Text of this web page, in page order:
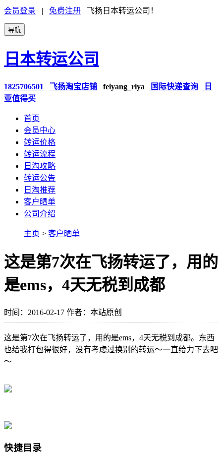
会员登录 | 免费注册 飞扬日本转运公司！
导航
日本转运公司
1825706501 飞扬淘宝店铺 feiyang_riya 国际快递查询
日
亚值得买
首页
会员中心
转运价格
转运流程
日淘攻略
转运公告
日淘推荐
客户晒单
公司介绍
主页 > 客户晒单
这是第7次在飞扬转运了，用的
是ems，4天无税到成都
时间：2016-02-17 作者：本站原创
这是第7次在飞扬转运了，用的是ems，4天无税到成都。东西
也给我打包得很好，没有考虑过换别的转运～一直给力下去吧
～
快捷目录